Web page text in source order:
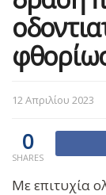
12 Απριλίου 2023
0
SHARES
Με επιτυχία